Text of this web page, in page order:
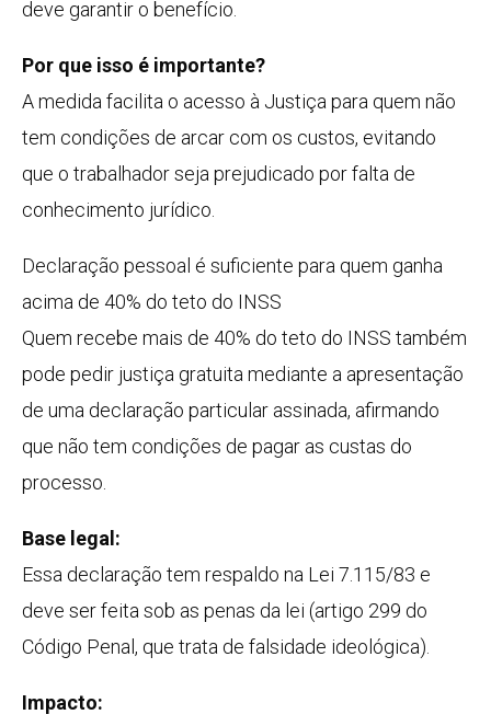
deve garantir o benefício.
Por que isso é importante?
A medida facilita o acesso à Justiça para quem não
tem condições de arcar com os custos, evitando
que o trabalhador seja prejudicado por falta de
conhecimento jurídico.
Declaração pessoal é suficiente para quem ganha
acima de 40% do teto do INSS
Quem recebe mais de 40% do teto do INSS também
pode pedir justiça gratuita mediante a apresentação
de uma declaração particular assinada, afirmando
que não tem condições de pagar as custas do
processo.
Base legal:
Essa declaração tem respaldo na Lei 7.115/83 e
deve ser feita sob as penas da lei (artigo 299 do
Código Penal, que trata de falsidade ideológica).
Impacto: